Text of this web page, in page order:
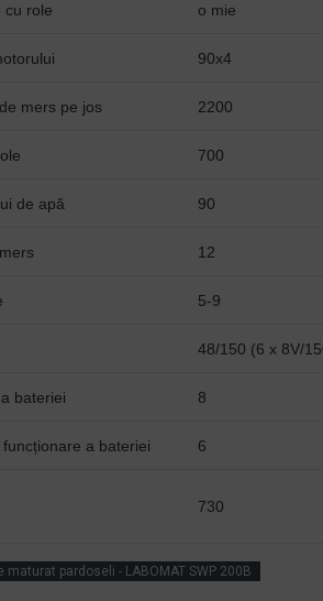
cu role o mie
90x4
mers pe jos 2200
700
de apă 90
12
5-9
48/150 (6 x 8V/
bateriei 8
a bateriei 6
730
maturat pardoseli - LABOMAT SWP 200B